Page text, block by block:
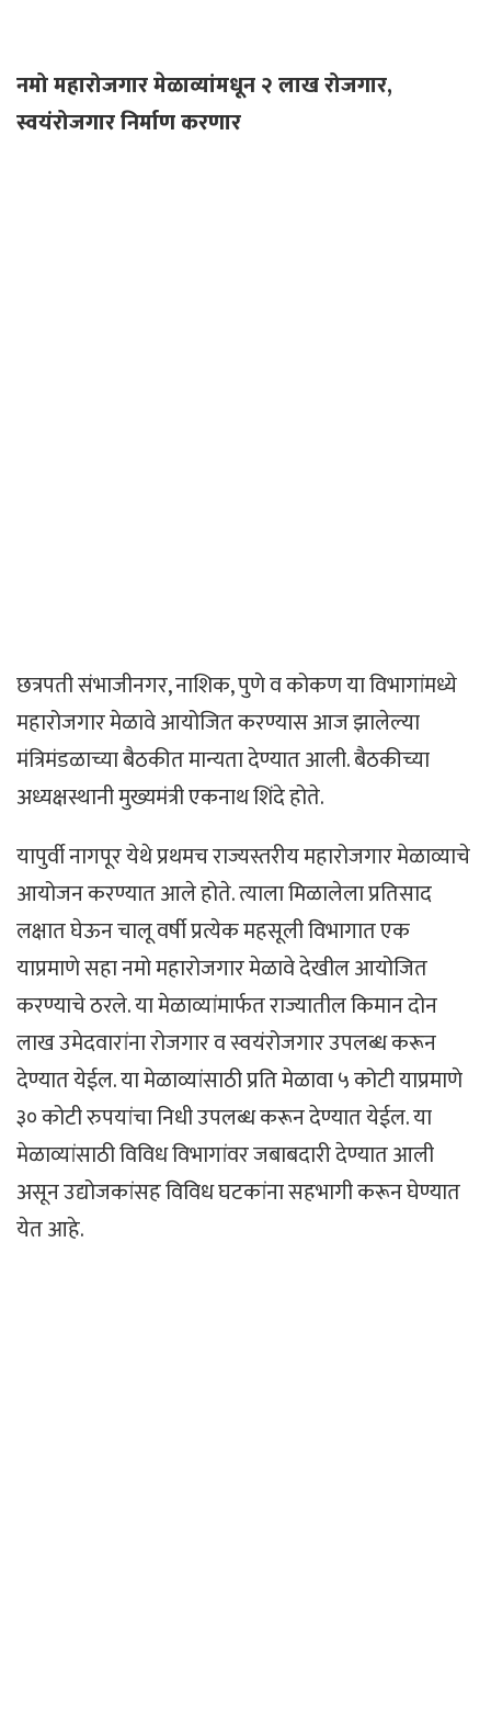
नमो महारोजगार मेळाव्यांमधून २ लाख रोजगार,
स्वयंरोजगार निर्माण करणार
छत्रपती संभाजीनगर, नाशिक, पुणे व कोकण या विभागांमध्ये
महारोजगार मेळावे आयोजित करण्यास आज झालेल्या
मंत्रिमंडळाच्या बैठकीत मान्यता देण्यात आली. बैठकीच्या
अध्यक्षस्थानी मुख्यमंत्री एकनाथ शिंदे होते.
यापुर्वी नागपूर येथे प्रथमच राज्यस्तरीय महारोजगार मेळाव्याचे
आयोजन करण्यात आले होते. त्याला मिळालेला प्रतिसाद
लक्षात घेऊन चालू वर्षी प्रत्येक महसूली विभागात एक
याप्रमाणे सहा नमो महारोजगार मेळावे देखील आयोजित
करण्याचे ठरले. या मेळाव्यांमार्फत राज्यातील किमान दोन
लाख उमेदवारांना रोजगार व स्वयंरोजगार उपलब्ध करून
देण्यात येईल. या मेळाव्यांसाठी प्रति मेळावा ५ कोटी याप्रमाणे
३० कोटी रुपयांचा निधी उपलब्ध करून देण्यात येईल. या
मेळाव्यांसाठी विविध विभागांवर जबाबदारी देण्यात आली
असून उद्योजकांसह विविध घटकांना सहभागी करून घेण्यात
येत आहे.